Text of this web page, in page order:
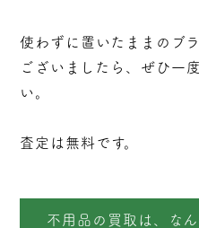
使わずに置いたままのブ
ございましたら、ぜひ一
い。
査定は無料です。
不用品の買取は、な